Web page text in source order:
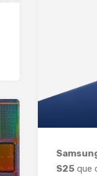
S25 que